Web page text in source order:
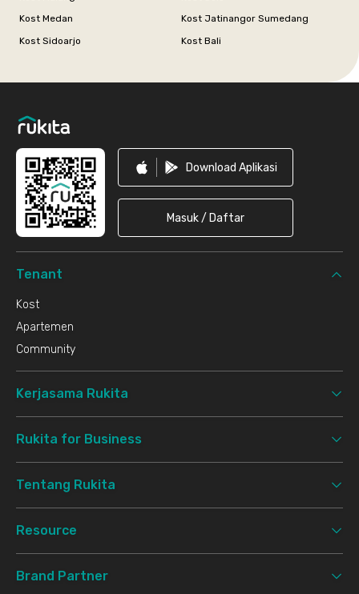
Kost Medan
Kost Jatinangor Sumedang
Kost Sidoarjo
Kost Bali
Download Aplikasi
Masuk / Daftar
Tenant
Kost
Apartemen
Community
Kerjasama Rukita
Rukita for Business
Tentang Rukita
Resource
Brand Partner